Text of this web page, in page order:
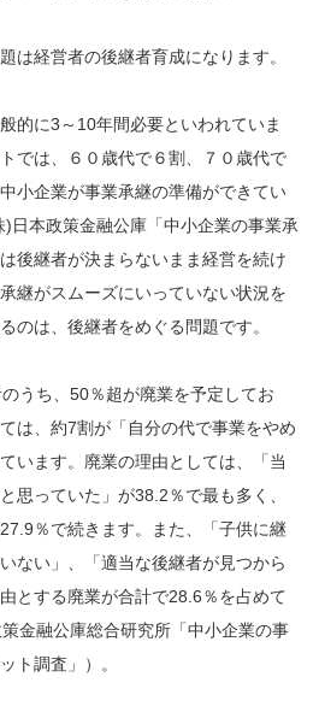
は経営者の後継者育成になります。
的に3～10年間必要といわれていま
では、６０歳代で６割、７０歳代で
小企業が事業承継の準備ができてい
日本政策金融公庫「中小企業の事業承
後継者が決まらないまま経営を続け
継がスムーズにいっていない状況を
のは、後継者をめぐる問題です。
うち、50％超が廃業を予定してお
は、約7割が「自分の代で事業をやめ
います。廃業の理由としては、「当
思っていた」が38.2％で最も多く、
％で続きます。また、「子供に継
ない」、「適当な後継者が⾒つから
とする廃業が合計で28.6％を占めて
金融公庫総合研究所「中小企業の事
ト調査」）。